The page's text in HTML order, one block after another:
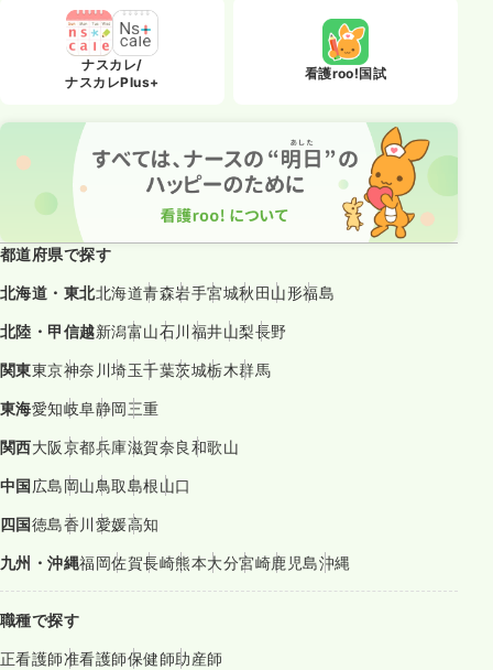
ナスカレ/
ナスカレPlus+
看護roo!国試
都道府県で探す
北海道・東北北海道青森岩手宮城秋田山形福島
北陸・甲信越新潟富山石川福井山梨長野
関東東京神奈川埼玉千葉茨城栃木群馬
東海愛知岐阜静岡三重
関西大阪京都兵庫滋賀奈良和歌山
中国広島岡山鳥取島根山口
四国徳島香川愛媛高知
九州・沖縄福岡佐賀長崎熊本大分宮崎鹿児島沖縄
職種で探す
正看護師准看護師保健師助産師